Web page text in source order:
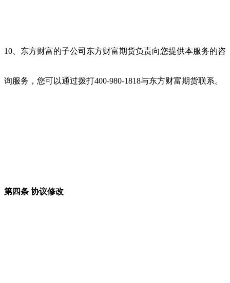
10、东方财富的子公司东方财富期货负责向您提供本服务的咨
询服务，您可以通过拨打400-980-1818与东方财富期货联系。
第四条 协议修改